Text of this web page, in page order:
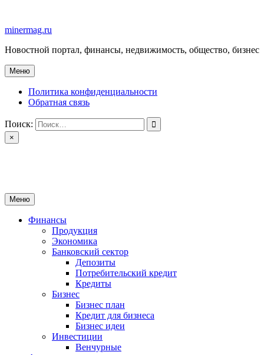
содержимому
minermag.ru
Новостной портал, финансы, недвижимость, общество, бизнес
Меню
Политика конфиденциальности
Обратная связь
Поиск:
×
Меню
Финансы
Продукция
Экономика
Банковский сектор
Депозиты
Потребительский кредит
Кредиты
Бизнес
Бизнес план
Кредит для бизнеса
Бизнес идеи
Инвестиции
Венчурные